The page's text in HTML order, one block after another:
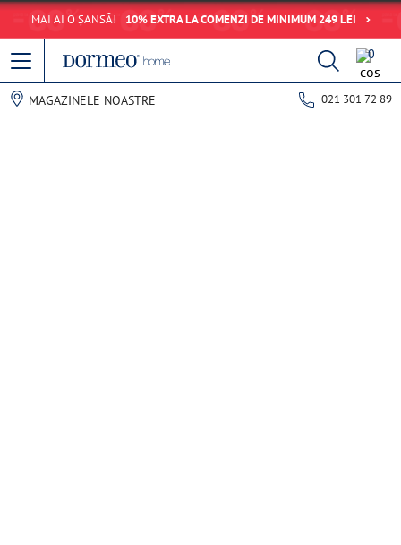
MAI AI O ȘANSĂ! 10% EXTRA LA COMENZI DE MINIMUM 249 LEI
0
MAGAZINELE NOASTRE 021 301 72 89